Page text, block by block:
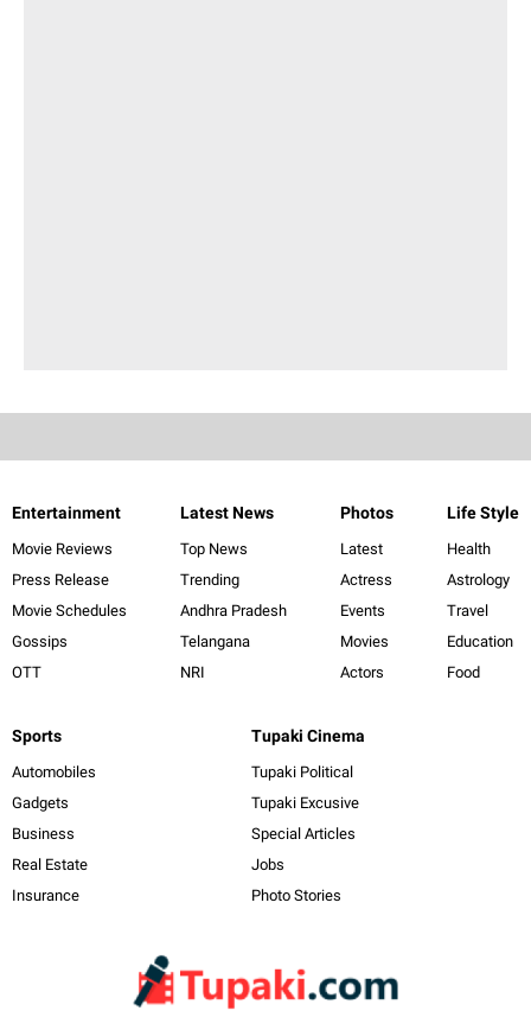
Entertainment
Movie Reviews
Press Release
Movie Schedules
Gossips
OTT
Latest News
Top News
Trending
Andhra Pradesh
Telangana
NRI
Photos
Latest
Actress
Events
Movies
Actors
Life Style
Health
Astrology
Travel
Education
Food
Sports
Automobiles
Gadgets
Business
Real Estate
Insurance
Tupaki Cinema
Tupaki Political
Tupaki Excusive
Special Articles
Jobs
Photo Stories